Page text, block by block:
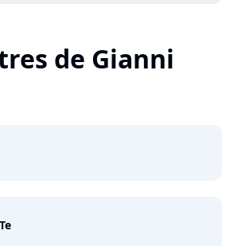
de Gianni